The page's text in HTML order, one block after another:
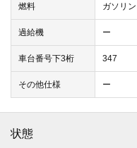
燃料 ガソリン
過給機 ー
車台番号下3桁 347
その他仕様 ー
状態